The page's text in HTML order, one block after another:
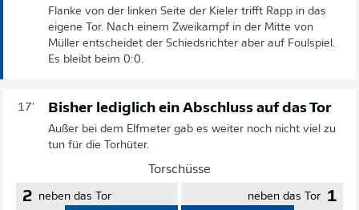
Flanke von der linken Seite der Kieler trifft Rapp in das
eigene Tor. Nach einem Zweikampf in der Mitte von
Müller entscheidet der Schiedsrichter aber auf Foulspiel.
Es bleibt beim 0:0.
17' Bisher lediglich ein Abschluss auf das Tor
Außer bei dem Elfmeter gab es weiter noch nicht viel zu
tun für die Torhüter.
Torschüsse
2 neben das Tor 1
neben das Tor